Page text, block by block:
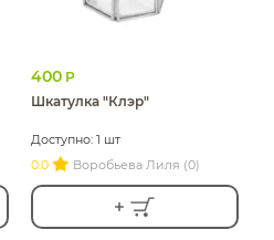
400 Р
Шкатулка "Клэр"
Доступно: 1 шт
0.0
Воробьева Лиля (0)